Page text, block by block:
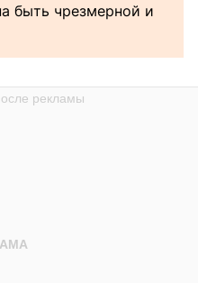
быть чрезмерной и